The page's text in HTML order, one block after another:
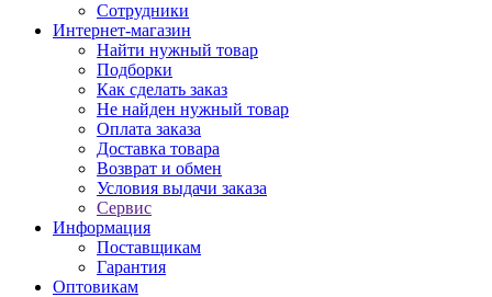
Сотрудники
Интернет-магазин
Найти нужный товар
Подборки
Как сделать заказ
Не найден нужный товар
Оплата заказа
Доставка товара
Возврат и обмен
Условия выдачи заказа
Сервис
Информация
Поставщикам
Гарантия
Оптовикам